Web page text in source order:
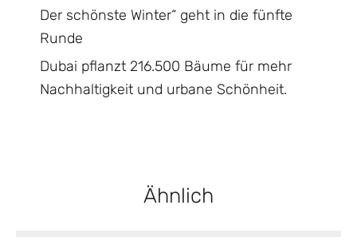
Der schönste Winter“ geht in die fünfte
Runde
Dubai pflanzt 216.500 Bäume für mehr
Nachhaltigkeit und urbane Schönheit.
Ähnlich